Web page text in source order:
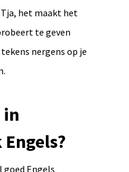
Tja, het maakt het
te geven
nergens op je
in
goed Engels